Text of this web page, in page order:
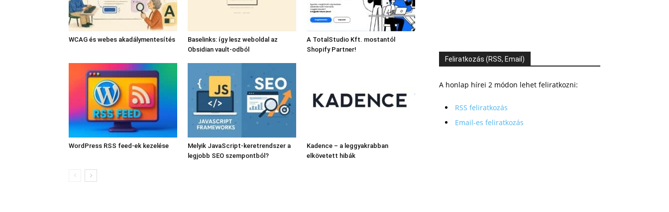
WCAG és webes akadálymentesítés
Baselinks: így lesz weboldal az
Obsidian vault-odból
A TotalStudio Kft. mostantól
Shopify Partner!
WordPress RSS feed-ek kezelése
Melyik JavaScript-keretrendszer a
legjobb SEO szempontból?
Kadence – a leggyakrabban
elkövetett hibák
Feliratkozás (RSS, Email)
A honlap hírei 2 módon lehet feliratkozni:
RSS feliratkozás
Email-es feliratkozás